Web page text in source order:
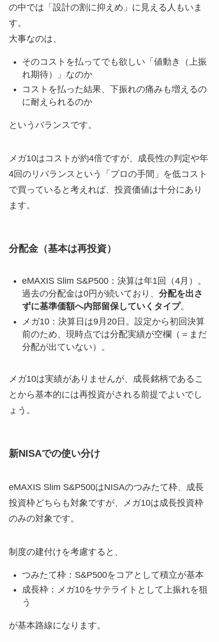
の中では「設計の割に抑えめ」に見える人もいま
す。
大事なのは、
そのコストを払ってでも欲しい「値動き（上振
れ期待）」なのか
コストを払った結果、下振れの痛みも増えるの
に耐えられるのか
というバランスです。
メガ10はコストが約4倍ですが、成長性の判定や年
4回のリバランスという「プロの手間」を低コスト
で買っていると考えれば、投資価値は十分にあり
ます。
分配金（基本は再投資）
eMAXIS Slim S&P500：決算は年1回（4月）。
過去の分配金は0円が続いており、 分配を出さ
ずに基準価額へ内部留保していくタイプ。
メガ10：決算日は9月20日。設定から初回決算
前のため、現時点では分配実績が空欄（＝まだ
分配が出ていない）。
メガ10は実績がありませんが、成長銘柄であるこ
とから基本的には再投資がされる前提でよいでし
ょう。
新NISAでの使い分け
eMAXIS Slim S&P500はNISAのつみたて枠、成長
投資枠どちらも対象ですが、メガ10は成長投資枠
のみの対象です。
制度の建付けを考慮すると、
つみたて枠：S&P500をコアとして積立が基本
成長枠：メガ10をサテライトとして上振れを狙
う
が基本路線になります。